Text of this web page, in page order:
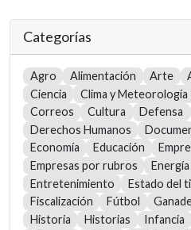
Categorías
Agro Alimentación Arte
Ciencia
Clima y Meteorología
Correos
Cultura Defensa
Derechos Humanos
Economía
Educación
Empresas por rubros
Entretenimiento
Estado del
Fiscalización
Fútbol
Historia
Historias Infancia